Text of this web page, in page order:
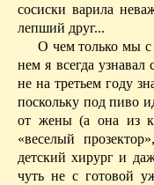
сосиски варила
лепший друг...
О чем только мы
нем я всегда
не на третьем году
поскольку под пиво
от жены (а она из
«веселый
детский хирург и
чуть не с готовой